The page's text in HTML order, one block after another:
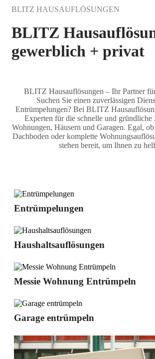
BLITZ HAUSAUFLÖSUNGEN
BLITZ
gewerblich + privat
BLITZ Hausauflösungen – Ihr Partner
Suchen Sie einen zuverlässigen
Entrümpelungen? Bei BLITZ
Experten für die schnelle und gründliche
Wohnungen, Häusern und Garagen. Egal,
Dachboden oder komplette
stehen bereit, um Ihnen zu
Entrümpelungen
Haushaltsauflösungen
Messie Wohnung Entrümpeln
Garage entrümpeln